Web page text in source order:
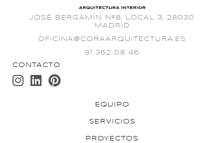
JOSÉ BERGAMÍN Nº8, LOCAL 3, 28030
MADRID
OFICINA@CORAARQUITECTURA.ES
91 362 08 46
EQUIPO
SERVICIOS
PROYECTOS